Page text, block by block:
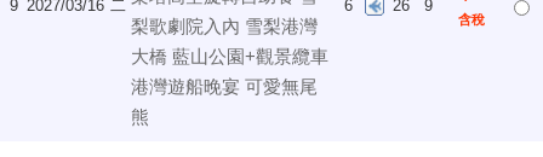
9 2027/03/16 二
梨歌劇院入內 雪梨港灣
大橋 藍山公園+觀景纜車
港灣遊船晚宴 可愛無尾
熊
6 26 9
含稅